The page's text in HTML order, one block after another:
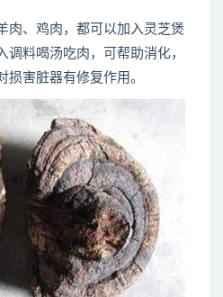
、鸡肉，都可以加入灵芝煲
调料喝汤吃肉，可帮助消化，
损害脏器有修复作用。